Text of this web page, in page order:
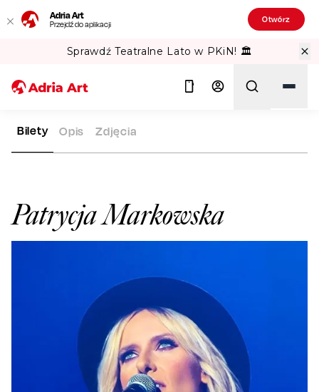
Adria Art
Przejdź do aplikacji Otwórz
Sprawdź Teatralne Lato w PKiN! 🏛️
ADRIA ART ARTYŚCI PATRYCJA MARKOWSKA
Patrycja Markowska
Bilety Opis Zdjęcia